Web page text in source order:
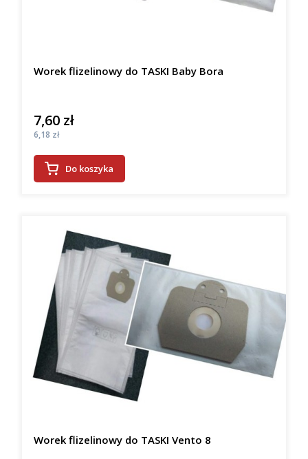
Worek flizelinowy do TASKI Baby Bora
Cena
7,60 zł
Cena
6,18 zł
Do koszyka
Worek flizelinowy do TASKI Vento 8